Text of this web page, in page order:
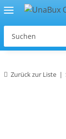
Zurück zur Liste